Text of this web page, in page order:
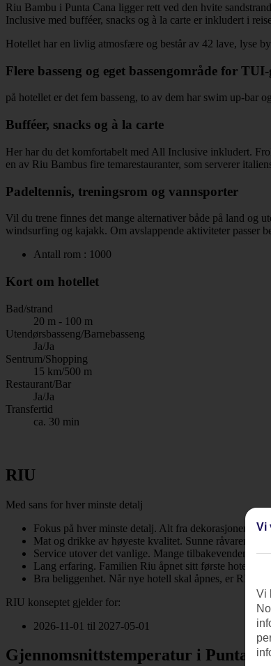
Riu Bambu i Punta Cana ligger rett ved den hvite
Inclusive med bufféer, snacks og à la carte er inkludert i
Hotellet har en livlig atmosfære og består av 42 lave, lyse
Flere basseng og eget bassengområde for
på hotellet er det fem basseng, to av dem har swim up-bar
Bufféer, snacks og à la carte
Her har du det komfortabelt med All Inclusive inkludert.
en av Riu Bambus fire temarestauranter, som serverer
Padeltennis, treningsrom og vannsporter
Vil du trene finnes det mange alternativer både på land og
windsurfing og kajakk. Om avslappende aktiviteter passer
Antall rom : 1000
Kort om hotellet
Bad/strand
20 m - 100 m
Utendørsbasseng/Barnebasseng
Ja/Ja
Sentrum/Shopping
15 km/500 m
Restaurant/Bar
Ja/Ja
Transfertid
ca. 30 min
RIU
Med sans for hver minste detalj
Fokus på hver minste detalj. Alt fra dekorasjoner til
Mat og drikke av høyeste kvalitet. Sunne råvarer,
Service utover det vanlige. Mange tilbakevendene
Lang erfaring. Familien Riu åpnet sitt første hotell i
Bra beliggenhet. Når nye hotell skal åpnes, er RIU
RIU konseptet gjelder for:
2026-11-01 til 2027-05-01
Gjennomsnittstemperatur i Punta
Vi
Vi